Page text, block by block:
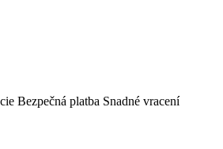
Bezpečná platba Snadné vracení